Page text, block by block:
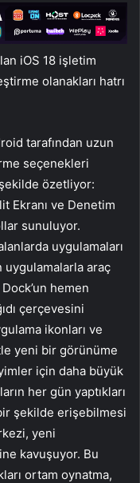
iOS 18 işletim
olanakları hatrı
tarafından uzun
seçenekleri
özetliyor:
Ekranı ve Denetim
sunuluyor.
uygulamaları
uygulamalarla araç
hemen
çerçevesini
ikonları ve
yeni bir görünüme
için daha büyük
her gün yaptıkları
şekilde erişebilmesi
yeni
kavuşuyor. Bu
ortam oynatma,